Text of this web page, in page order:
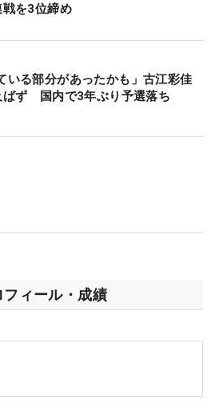
を3位締め
いる部分があったかも」古江彩佳
ばず 国内で3年ぶり予選落ち
ィール・成績